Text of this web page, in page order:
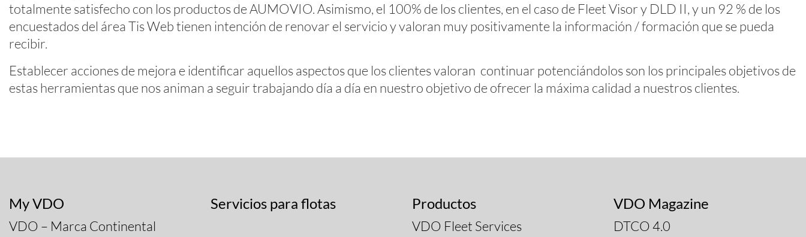
totalmente satisfecho con los productos de AUMOVIO. Asimismo, el 100% de los clientes, en el caso de Fleet Visor y DLD II, y un 92 % de los
encuestados del área Tis Web tienen intención de renovar el servicio y valoran muy positivamente la información / formación que se pueda
recibir.
Establecer acciones de mejora e identificar aquellos aspectos que los clientes valoran continuar potenciándolos son los principales objetivos de
estas herramientas que nos animan a seguir trabajando día a día en nuestro objetivo de ofrecer la máxima calidad a nuestros clientes.
My VDO
VDO – Marca Continental
Servicios para flotas Productos
VDO Fleet Services
VDO Magazine
DTCO 4.0